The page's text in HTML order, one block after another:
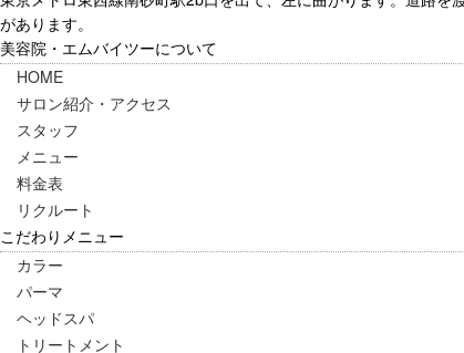
があります。
美容院・エムバイツーについて
HOME
サロン紹介・アクセス
スタッフ
メニュー
料金表
リクルート
こだわりメニュー
カラー
パーマ
ヘッドスパ
トリートメント